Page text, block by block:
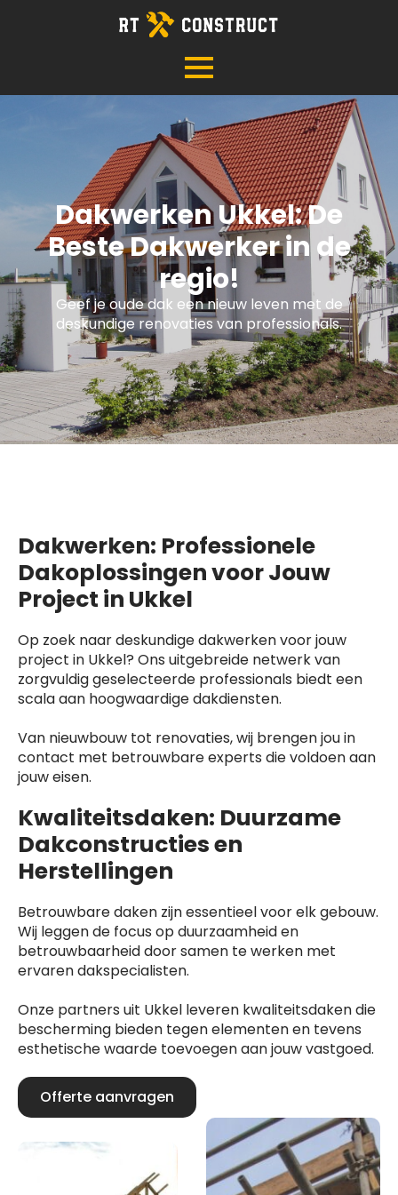
Dakwerken Ukkel: De
Beste Dakwerker in de
regio!
Geef je oude dak een nieuw leven met de
deskundige renovaties van professionals.
Dakwerken: Professionele
Dakoplossingen voor Jouw
Project in Ukkel
Op zoek naar deskundige dakwerken voor jouw
project in Ukkel? Ons uitgebreide netwerk van
zorgvuldig geselecteerde professionals biedt een
scala aan hoogwaardige dakdiensten.
Van nieuwbouw tot renovaties, wij brengen jou in
contact met betrouwbare experts die voldoen aan
jouw eisen.
Kwaliteitsdaken: Duurzame
Dakconstructies en
Herstellingen
Betrouwbare daken zijn essentieel voor elk gebouw.
Wij leggen de focus op duurzaamheid en
betrouwbaarheid door samen te werken met
ervaren dakspecialisten.
Onze partners uit Ukkel leveren kwaliteitsdaken die
bescherming bieden tegen elementen en tevens
esthetische waarde toevoegen aan jouw vastgoed.
Offerte aanvragen